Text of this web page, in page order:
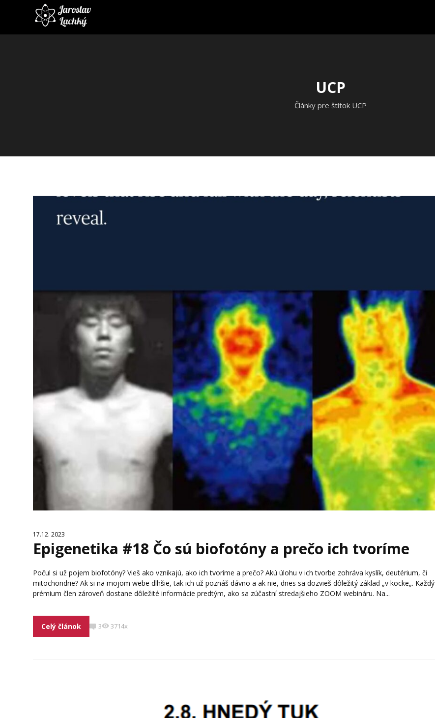
UCP
Články pre štítok UCP
17.12. 2023
Epigenetika #18 Čo sú biofotóny a prečo ich tvoríme
Počul si už pojem biofotóny? Vieš ako vznikajú, ako ich tvoríme a prečo? Akú úlohu v ich tvorbe zohráva kyslík, deutérium, či
mitochondrie? Ak si na mojom webe dlhšie, tak ich už poznáš dávno a ak nie, dnes sa dozvieš dôležitý základ „v kocke„. Každý
prémium člen zároveň dostane dôležité informácie predtým, ako sa zúčastní stredajšieho ZOOM webináru. Na...
Celý článok 3 3714x